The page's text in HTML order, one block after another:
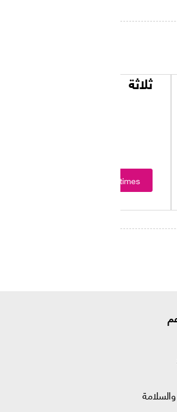
ثلاثة
Showtimes